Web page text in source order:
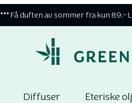
*** Få duften av sommer fra kun 89,-
Diffuser Eteriske